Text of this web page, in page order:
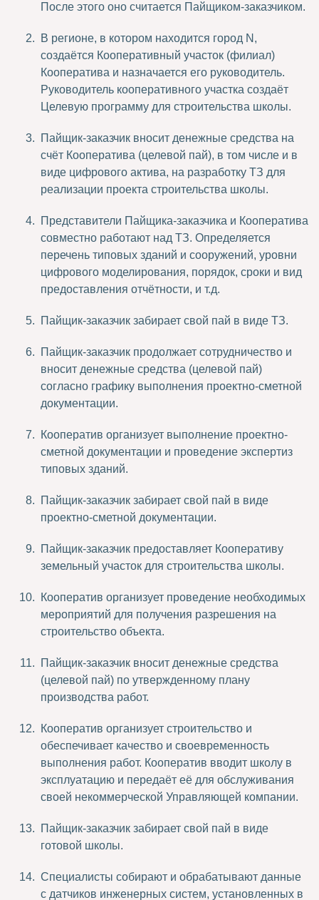
После этого оно считается Пайщиком-заказчиком.
В регионе, в котором находится город N,
создаётся Кооперативный участок (филиал)
Кооператива и назначается его руководитель.
Руководитель кооперативного участка создаёт
Целевую программу для строительства школы.
Пайщик-заказчик вносит денежные средства на
счёт Кооператива (целевой пай), в том числе и в
виде цифрового актива, на разработку ТЗ для
реализации проекта строительства школы.
Представители Пайщика-заказчика и Кооператива
совместно работают над ТЗ. Определяется
перечень типовых зданий и сооружений, уровни
цифрового моделирования, порядок, сроки и вид
предоставления отчётности, и т.д.
Пайщик-заказчик забирает свой пай в виде ТЗ.
Пайщик-заказчик продолжает сотрудничество и
вносит денежные средства (целевой пай)
согласно графику выполнения проектно-сметной
документации.
Кооператив организует выполнение проектно-
сметной документации и проведение экспертиз
типовых зданий.
Пайщик-заказчик забирает свой пай в виде
проектно-сметной документации.
Пайщик-заказчик предоставляет Кооперативу
земельный участок для строительства школы.
Кооператив организует проведение необходимых
мероприятий для получения разрешения на
строительство объекта.
Пайщик-заказчик вносит денежные средства
(целевой пай) по утвержденному плану
производства работ.
Кооператив организует строительство и
обеспечивает качество и своевременность
выполнения работ. Кооператив вводит школу в
эксплуатацию и передаёт её для обслуживания
своей некоммерческой Управляющей компании.
Пайщик-заказчик забирает свой пай в виде
готовой школы.
Специалисты собирают и обрабатывают данные
с датчиков инженерных систем, установленных в